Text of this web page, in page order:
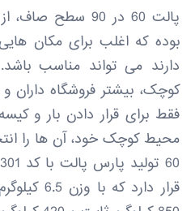
پالت 60 در 90
بوده که اغلب برای مکان
دارند می تواند مناسب
کوچک، بیشتر فروشگاه داران
فقط برای قرار دادن بار و
قرار دارد